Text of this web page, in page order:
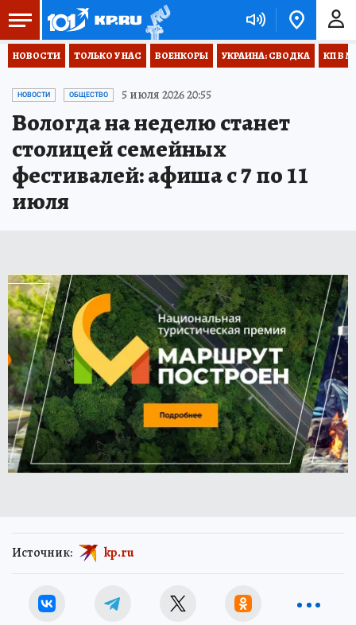
НОВОСТИ ТОЛЬКО У НАС ВОЕНКОРЫ УКРАИНА: СВОДКА КП В
НОВОСТИ ОБЩЕСТВО 5 июля 2026 20:55
Вологда на неделю станет
столицей семейных
фестивалей: афиша с 7 по 11
июля
Источник: kp.ru